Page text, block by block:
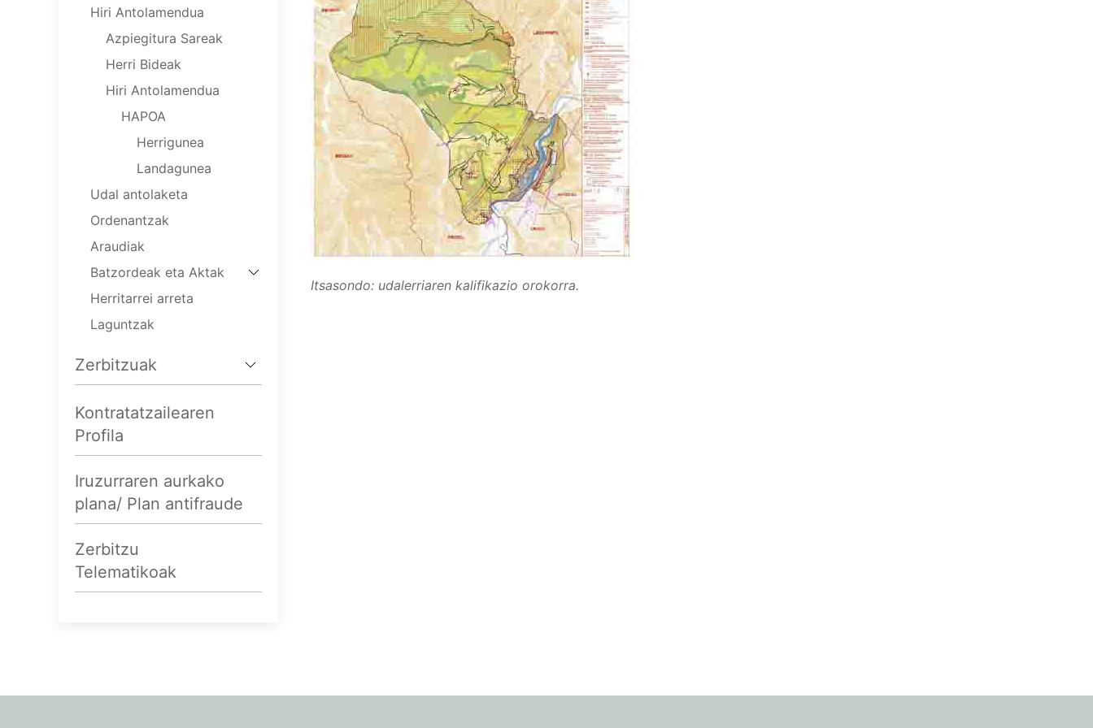
Itsasondo: udalerriaren kalifikazio orokorra.
Hiri Antolamendua
Azpiegitura Sareak
Herri Bideak
Hiri Antolamendua
HAPOA
Herrigunea
Landagunea
Udal antolaketa
Ordenantzak
Araudiak
Batzordeak eta Aktak
Herritarrei arreta
Laguntzak
Zerbitzuak
Kontratatzailearen
Profila
Iruzurraren aurkako
plana/ Plan antifraude
Zerbitzu
Telematikoak